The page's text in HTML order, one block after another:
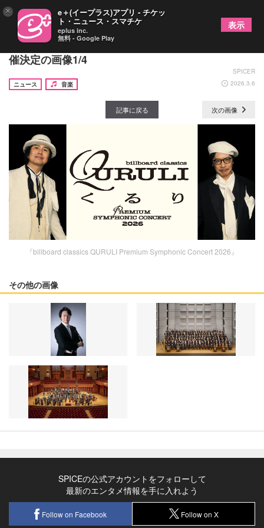
東京・京都でくるり初のフルオーケストラ公演が開
催決定の画像1/4
SPICER
ニュース
音楽 2026.3.6
記事に戻る 次の画像
『billboard classics QURULI Premium Symphonic Concert 2026』
その他の画像
SPICEの公式アカウントをフォローして
最新のエンタメ情報を手に入れよう
Follow on Facebook Follow on X
× e＋(イープラス)アプリ - チケッ
ト・ニュース・スマチケ
eplus inc.
無料 - Google Play
表示